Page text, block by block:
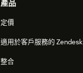
產品
定價
適用於客戶服務的 Zendesk
整合